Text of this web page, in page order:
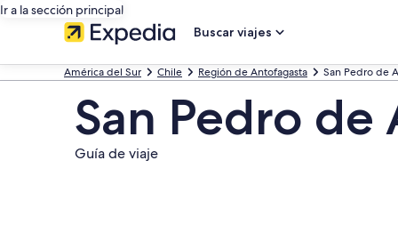
Ir a la sección principal
Buscar viajes
América del Sur Chile Región de Antofagasta San Pedro de
San Pedro de
Guía de viaje